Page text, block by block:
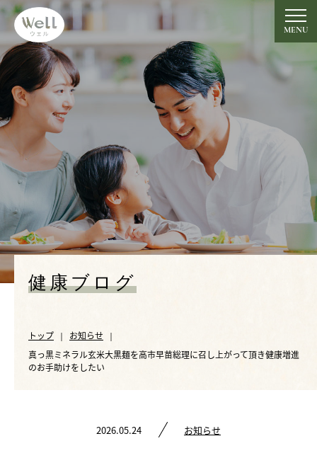
グルテンフリーの米粉めん
【大黒麺】のWell
トップ
Top
竹炭ミネラル玄米大黒麺
ミネラル玄米大黒麺プレーン 現在製造停止中
Plain
食べ方・レシピ
Recipe
開発者の想い
会社概要
Contact
MENU
健康ブログ
トップ
お知らせ
真っ黒ミネラル玄米大黒麺を高市早苗総理に召し上がって頂き健康増進
のお手助けをしたい
2026.05.24 お知らせ